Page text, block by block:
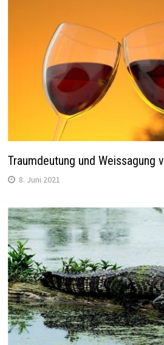
Traumdeutung und Weissagung
8. Juni 2021